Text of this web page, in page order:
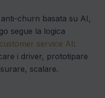
churn basata su AI,
segue la logica
service AI:
i driver, prototipare
scalare.